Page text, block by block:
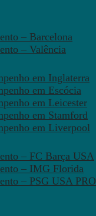
– Barcelona
– Valência
em Inglaterra
em Escócia
em Leicester
em Stamford
em Liverpool
– FC Barça USA
– IMG Florida
– PSG USA PRO